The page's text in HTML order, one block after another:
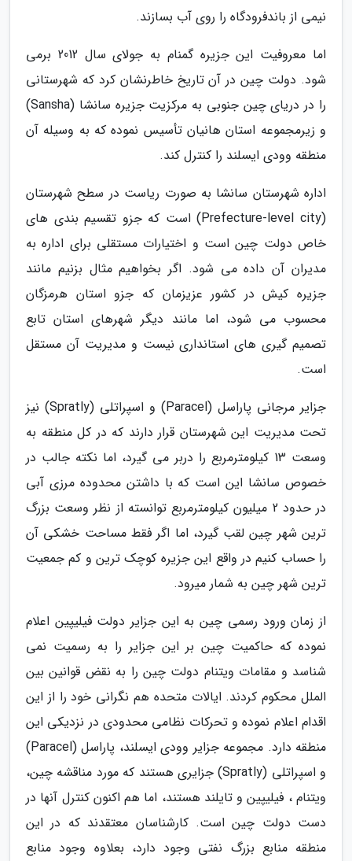
نیمی از باندفرودگاه را روی آب بسازند.
اما معروفیت این جزیره گمنام به جولای سال 2012 برمی
شود. دولت چین در آن تاریخ خاطرنشان کرد که شهرستانی
را در دریای چین جنوبی به مرکزیت جزیره سانشا (Sansha)
و زیرمجموعه استان هانیان تأسیس نموده که به وسیله آن
منطقه وودی ایسلند را کنترل کند.
اداره شهرستان سانشا به صورت ریاست در سطح شهرستان
(Prefecture-level city) است که جزو تقسیم بندی های
خاص دولت چین است و اختیارات مستقلی برای اداره به
مدیران آن داده می شود. اگر بخواهیم مثال بزنیم مانند
جزیره کیش در کشور عزیزمان که جزو استان هرمزگان
محسوب می شود، اما مانند دیگر شهرهای استان تابع
تصمیم گیری های استانداری نیست و مدیریت آن مستقل
است.
جزایر مرجانی پاراسل (Paracel) و اسپراتلی (Spratly) نیز
تحت مدیریت این شهرستان قرار دارند که در کل منطقه به
وسعت 13 کیلومترمربع را دربر می گیرد، اما نکته جالب در
خصوص سانشا این است که با داشتن محدوده مرزی آبی
در حدود 2 میلیون کیلومترمربع توانسته از نظر وسعت بزرگ
ترین شهر چین لقب گیرد، اما اگر فقط مساحت خشکی آن
را حساب کنیم در واقع این جزیره کوچک ترین و کم جمعیت
ترین شهر چین به شمار میرود.
از زمان ورود رسمی چین به این جزایر دولت فیلیپین اعلام
نموده که حاکمیت چین بر این جزایر را به رسمیت نمی
شناسد و مقامات ویتنام دولت چین را به نقض قوانین بین
الملل محکوم کردند. ایالات متحده هم نگرانی خود را از این
اقدام اعلام نموده و تحرکات نظامی محدودی در نزدیکی این
منطقه دارد. مجموعه جزایر وودی ایسلند، پاراسل (Paracel)
و اسپراتلی (Spratly) جزایری هستند که مورد مناقشه چین،
ویتنام ، فیلیپین و تایلند هستند، اما هم اکنون کنترل آنها در
دست دولت چین است. کارشناسان معتقدند که در این
منطقه منابع بزرگ نفتی وجود دارد، بعلاوه وجود منابع